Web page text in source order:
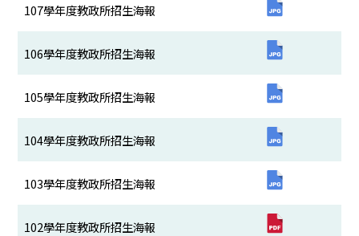
107學年度教政所招生海報
106學年度教政所招生海報
105學年度教政所招生海報
104學年度教政所招生海報
103學年度教政所招生海報
102學年度教政所招生海報